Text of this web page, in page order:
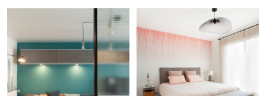
Exemple d'une cuisine
ouverte linéaire et
encastrable tendance de
taille moyenne avec un évier
posé, un placard à porte
plane, des portes de placard
blanches, un plan de travail
Idées déco pour une salle à
manger ouverte sur le salon
contemporaine de taille
moyenne avec un mur
sol beige, aucune cheminée
et éclairage.